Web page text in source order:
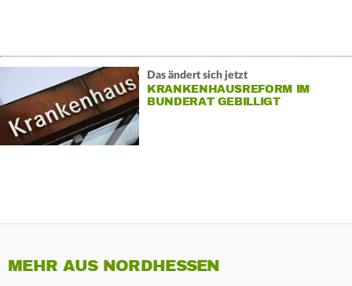
Das ändert sich jetzt
KRANKENHAUSREFORM IM
BUNDERAT GEBILLIGT
MEHR AUS NORDHESSEN